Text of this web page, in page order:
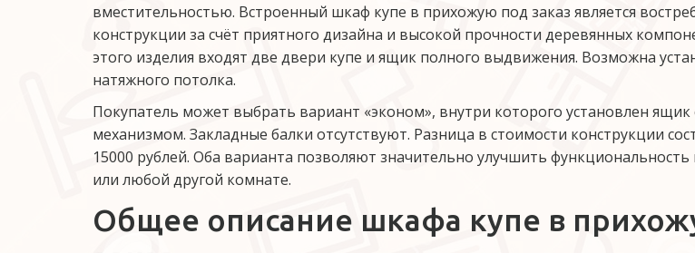
вместительностью. Встроенный шкаф купе в прихожую под заказ является
конструкции за счёт приятного дизайна и высокой прочности деревянных
этого изделия входят две двери купе и ящик полного выдвижения. Возможна
натяжного потолка.
Покупатель может выбрать вариант «эконом», внутри которого установлен
механизмом. Закладные балки отсутствуют. Разница в стоимости конструкции
15000 рублей. Оба варианта позволяют значительно улучшить
или любой другой комнате.
Общее описание шкафа купе в